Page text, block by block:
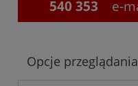
540 353
e-
Opcje przeglądania